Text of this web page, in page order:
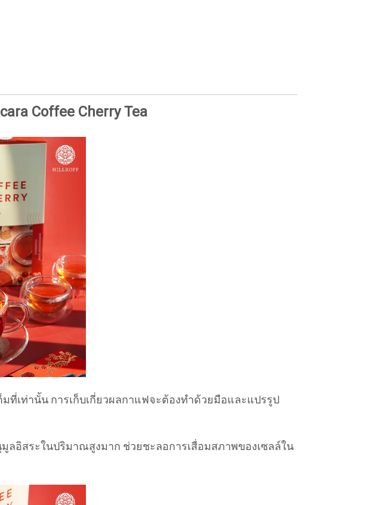
Coffee Cherry Tea
ที่เท่านั้น การเก็บเกี่ยวผลกาแฟจะต้องทำด้วยมือและแปรรูป
ลอิสระในปริมาณสูงมาก ช่วยชะลอการเสื่อมสภาพของเซลล์ใน